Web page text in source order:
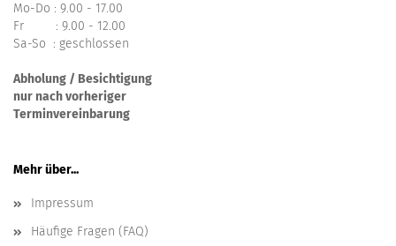
Mo-Do : 9.00 - 17.00
Fr : 9.00 - 12.00
Sa-So : geschlossen
Abholung / Besichtigung
nur nach vorheriger
Terminvereinbarung
Mehr über...
Impressum
Häufige Fragen (FAQ)